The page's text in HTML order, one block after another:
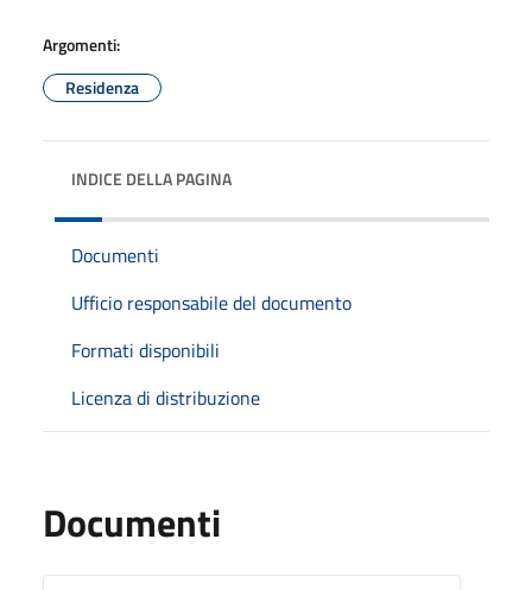
Argomenti:
Residenza
INDICE DELLA PAGINA
Documenti
Ufficio responsabile del documento
Formati disponibili
Licenza di distribuzione
Documenti